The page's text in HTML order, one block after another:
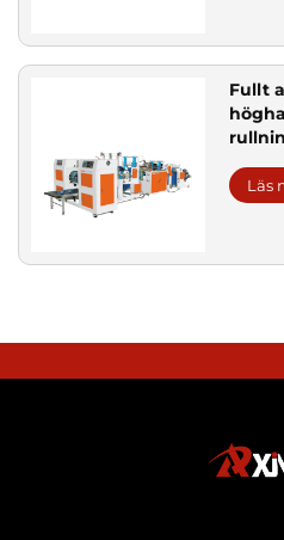
Fullt
Läs